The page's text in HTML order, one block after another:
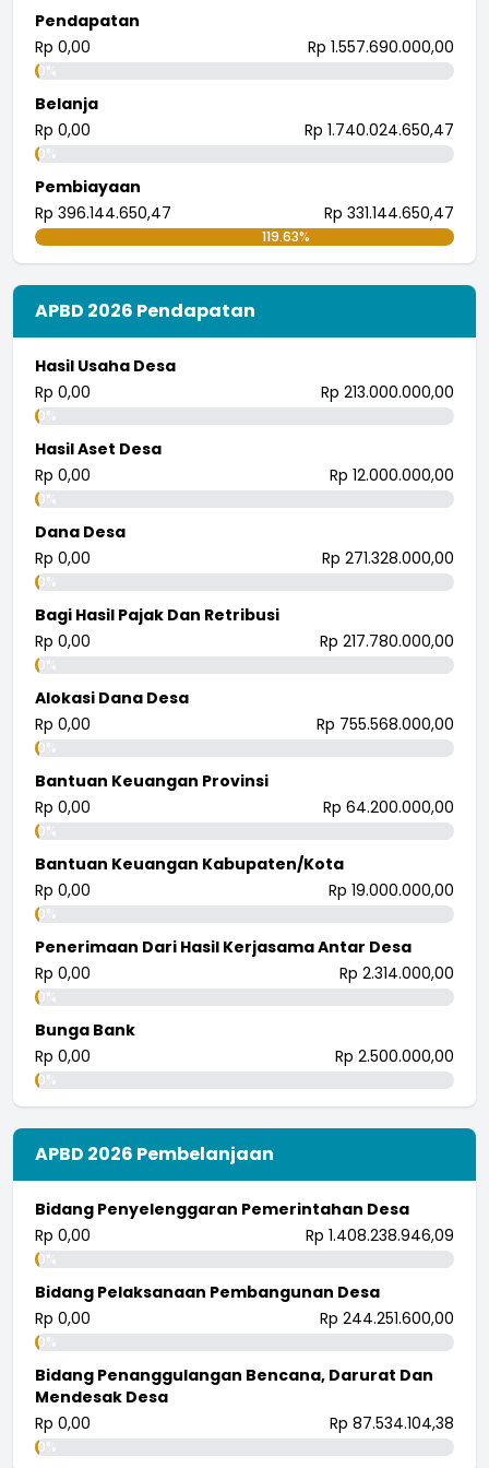
tingkatkan.
...selengkapnya
i wayan pujana eka putra
25 Juli 2018 09:30:04
Pendapatan
Rp 0,00
Rp 1.557.690.000,00
0%
Belanja
Rp 0,00
Rp 1.740.024.650,47
0%
Pembiayaan
Rp 396.144.650,47
Rp 331.144.650,47
119.63%
APBD 2026 Pendapatan
Hasil Usaha Desa
Rp 0,00
Rp 213.000.000,00
0%
Hasil Aset Desa
Rp 0,00
Rp 12.000.000,00
0%
Dana Desa
Rp 0,00
Rp 271.328.000,00
0%
Bagi Hasil Pajak Dan Retribusi
Rp 0,00
Rp 217.780.000,00
0%
Alokasi Dana Desa
Rp 0,00
Rp 755.568.000,00
0%
Bantuan Keuangan Provinsi
Rp 0,00
Rp 64.200.000,00
0%
Bantuan Keuangan Kabupaten/Kota
Rp 0,00
Rp 19.000.000,00
0%
Penerimaan Dari Hasil Kerjasama Antar Desa
Rp 0,00
Rp 2.314.000,00
0%
Bunga Bank
Rp 0,00
Rp 2.500.000,00
0%
APBD 2026 Pembelanjaan
Bidang Penyelenggaran Pemerintahan Desa
Rp 0,00
Rp 1.408.238.946,09
0%
Bidang Pelaksanaan Pembangunan Desa
Rp 0,00
Rp 244.251.600,00
0%
Bidang Penanggulangan Bencana, Darurat Dan
Mendesak Desa
Rp 0,00
Rp 87.534.104,38
0%